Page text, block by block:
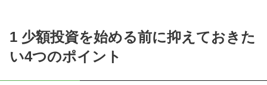
1 少額投資を始める前に抑えておきた
い4つのポイント